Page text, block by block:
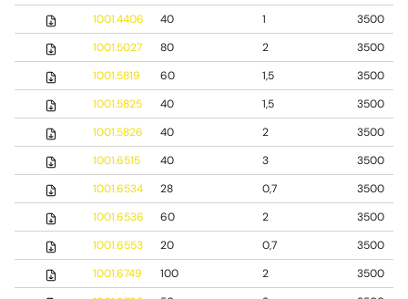
1001.4406
40 1
3500
1001.5027
80 2
3500
1001.5819
60 1,5
3500
1001.5825
40 1,5
3500
1001.5826
40 2
3500
1001.6515
40 3
3500
1001.6534
28 0,7
3500
1001.6536
60 2
3500
1001.6553
20 0,7
3500
1001.6749
100 2
3500